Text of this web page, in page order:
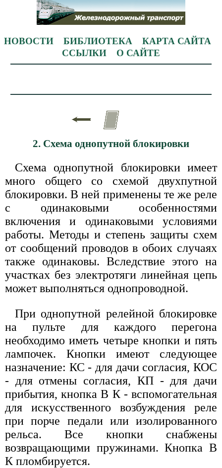
НОВОСТИ БИБЛИОТЕКА
КАРТА САЙТА
ССЫЛКИ
О САЙТЕ
2. Схема однопутной блокировки
Схема однопутной блокировки имеет
много общего со схемой двухпутной
блокировки. В ней применены те же реле
с одинаковыми особенностями
включения и одинаковыми условиями
работы. Методы и степень защиты схем
от сообщений проводов в обоих случаях
также одинаковы. Вследствие этого на
участках без электротяги линейная цепь
может выполняться однопроводной.
При однопутной релейной блокировке
на пульте для каждого перегона
необходимо иметь четыре кнопки и пять
лампочек. Кнопки имеют следующее
назначение: КС - для дачи согласия, КОС
- для отмены согласия, КП - для дачи
прибытия, кнопка В К - вспомогательная
для искусственного возбуждения реле
при порче педали или изолированного
рельса. Все кнопки снабжены
возвращающими пружинами. Кнопка В
К пломбируется.